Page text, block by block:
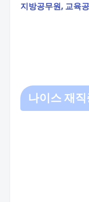
지방공무원, 교육
나이스 재